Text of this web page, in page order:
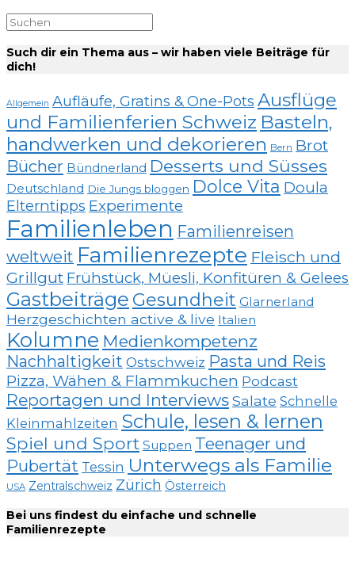
Such dir ein Thema aus – wir haben viele Beiträge für
dich!
Allgemein Aufläufe, Gratins & One-Pots Ausflüge
und Familienferien Schweiz Basteln,
handwerken und dekorieren Bern Brot
Bücher Bündnerland Desserts und Süsses
Deutschland Die Jungs bloggen Dolce Vita Doula
Elterntipps Experimente
Familienleben Familienreisen
weltweit Familienrezepte Fleisch und
Grillgut Frühstück, Müesli, Konfitüren & Gelees
Gastbeiträge Gesundheit Glarnerland
Herzgeschichten active & live Italien
Kolumne Medienkompetenz
Nachhaltigkeit Ostschweiz Pasta und Reis
Pizza, Wähen & Flammkuchen Podcast
Reportagen und InterviewsSalate Schnelle
Kleinmahlzeiten Schule, lesen & lernen
Spiel und Sport Suppen Teenager und
Pubertät Tessin Unterwegs als Familie
USA Zentralschweiz Zürich Österreich
Bei uns findest du einfache und schnelle
Familienrezepte